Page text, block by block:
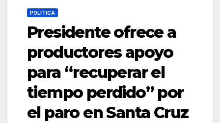
POLÍTICA
Presidente ofrece a
productores apoyo
para “recuperar el
tiempo perdido” por
el paro en Santa Cruz